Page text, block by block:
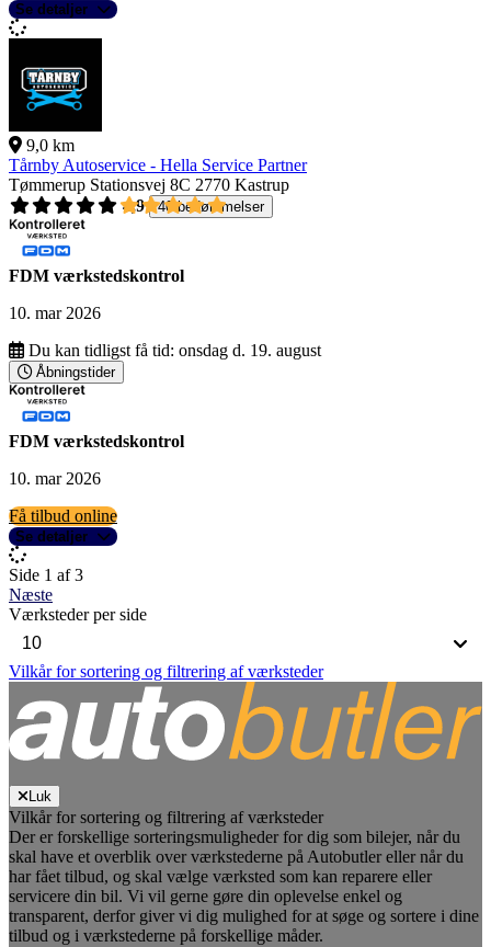
Se detaljer
9,0 km
Tårnby Autoservice - Hella Service Partner
Tømmerup Stationsvej 8C 2770 Kastrup
4,9
40 bedømmelser
FDM værkstedskontrol
10. mar 2026
Du kan tidligst få tid: onsdag d. 19. august
Åbningstider
FDM værkstedskontrol
10. mar 2026
Få tilbud online
Se detaljer
Side 1 af 3
Næste
Værksteder per side
Vilkår for sortering og filtrering af værksteder
Luk
Vilkår for sortering og filtrering af værksteder
Der er forskellige sorteringsmuligheder for dig som bilejer, når du
skal have et overblik over værkstederne på Autobutler eller når du
har fået tilbud, og skal vælge værksted som kan reparere eller
servicere din bil. Vi vil gerne gøre din oplevelse enkel og
transparent, derfor giver vi dig mulighed for at søge og sortere i dine
tilbud og i værkstederne på forskellige måder.